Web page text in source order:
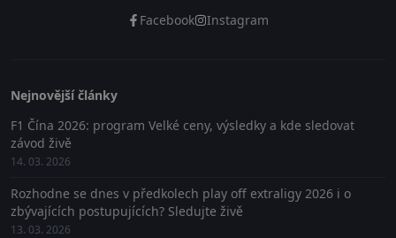
Facebook Instagram
Nejnovější články
F1 Čína 2026: program Velké ceny, výsledky a kde sledovat
závod živě
14. 03. 2026
Rozhodne se dnes v předkolech play off extraligy 2026 i o
zbývajících postupujících? Sledujte živě
13. 03. 2026